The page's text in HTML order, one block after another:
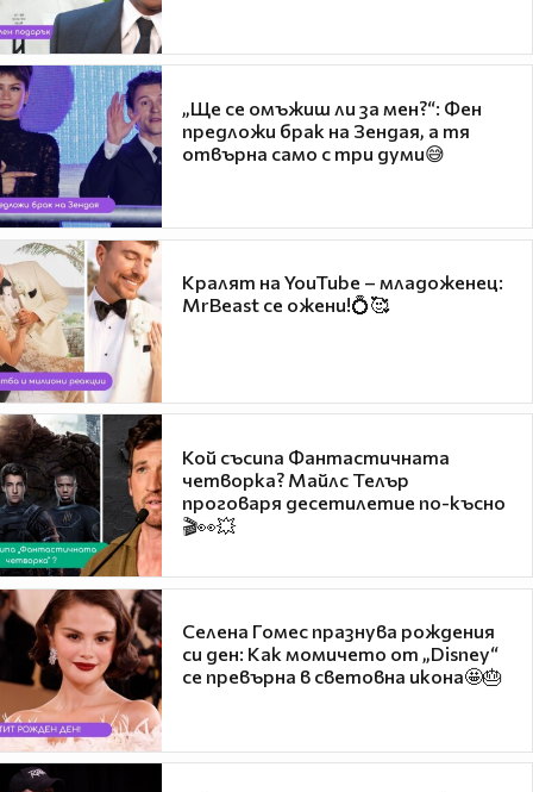
„Ще се омъжиш ли за мен?“: Фен
предложи брак на Зендая, а тя
отвърна само с три думи😅
Кралят на YouTube – младоженец:
MrBeast се ожени!💍🥰
Кой съсипа Фантастичната
четворка? Майлс Телър
проговаря десетилетие по-късно
🎬👀💥
Селена Гомес празнува рождения
си ден: Как момичето от „Disney“
се превърна в световна икона🤩🎂